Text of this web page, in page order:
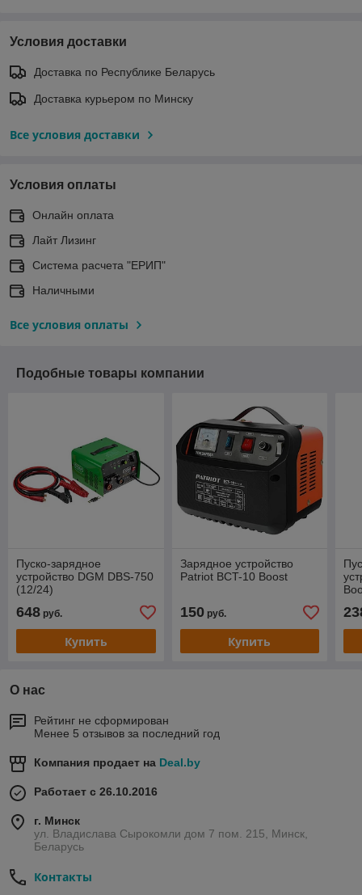
Условия доставки
Доставка по Республике Беларусь
Доставка курьером по Минску
Все условия доставки
Условия оплаты
Онлайн оплата
Лайт Лизинг
Система расчета "ЕРИП"
Наличными
Все условия оплаты
Подобные товары компании
Пуско-зарядное
устройство DGM DBS-750
(12/24)
648 руб.
Купить
Зарядное устройство
Patriot BCT-10 Boost
150руб.
Купить
О нас
Рейтинг не сформирован
Менее 5 отзывов за последний год
Компания продает на Deal.by
Работает с 26.10.2016
г. Минск
ул. Владислава Сырокомли дом 7 пом. 215, Минск,
Беларусь
Контакты